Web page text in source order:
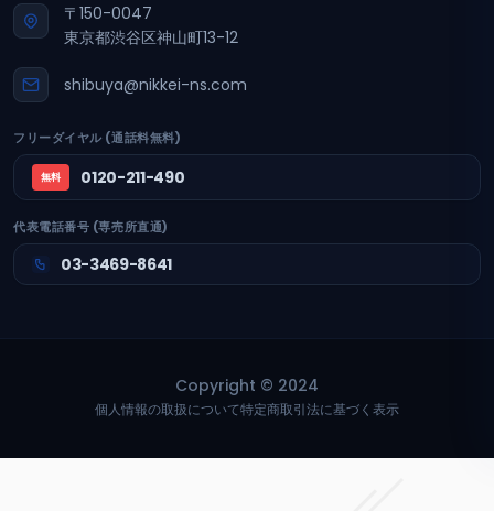
〒150-0047
東京都渋谷区神山町13-12
shibuya@nikkei-ns.com
フリーダイヤル (通話料無料)
無料 0120-211-490
代表電話番号 (専売所直通)
03-3469-8641
Copyright © 2024
個人情報の取扱について特定商取引法に基づく表示